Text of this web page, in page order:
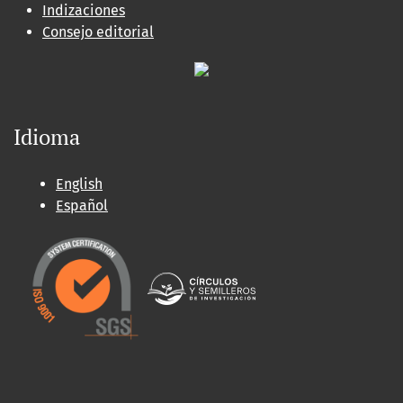
Indizaciones
Consejo editorial
Idioma
English
Español